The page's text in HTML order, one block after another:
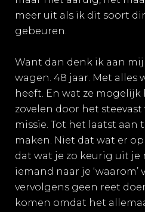
meer uit als ik dit soort
gebeuren.
Want dan denk ik aan
wagen. 48 jaar. Met alles
heeft. En wat ze
zovelen door het
missie. Tot het laatst aan
maken. Niet dat wat er
dat wat je zo keurig uit
iemand naar je ‘waarom’
vervolgens geen reet
komen omdat het